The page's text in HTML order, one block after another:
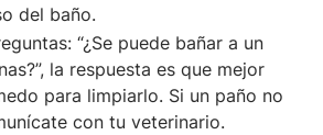
del baño.
“¿Se puede bañar a un
la respuesta es que mejor
para limpiarlo. Si un paño no
con tu veterinario.